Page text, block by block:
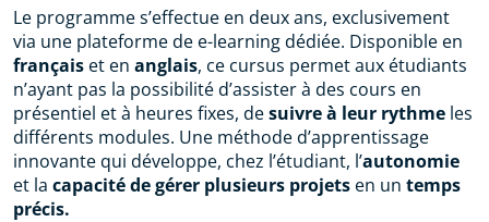
Le programme s’effectue en deux ans, exclusivement
via une plateforme de e-learning dédiée. Disponible en
français et en anglais, ce cursus permet aux étudiants
n’ayant pas la possibilité d’assister à des cours en
présentiel et à heures fixes, desuivre à leur rythme les
différents modules. Une méthode d’apprentissage
innovante qui développe, chez l’étudiant, l’autonomie
et la capacité de gérer plusieurs projets en un temps
précis.